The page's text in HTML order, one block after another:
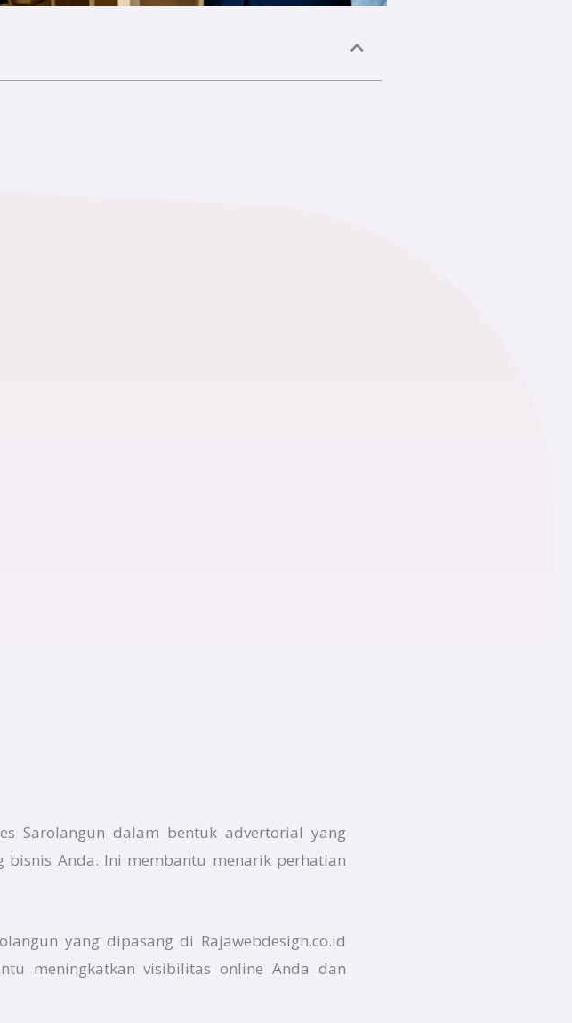
Sarolangun dalam bentuk advertorial yang
Anda. Ini membantu menarik perhatian
yang dipasang di Rajawebdesign.co.id
meningkatkan visibilitas online Anda dan